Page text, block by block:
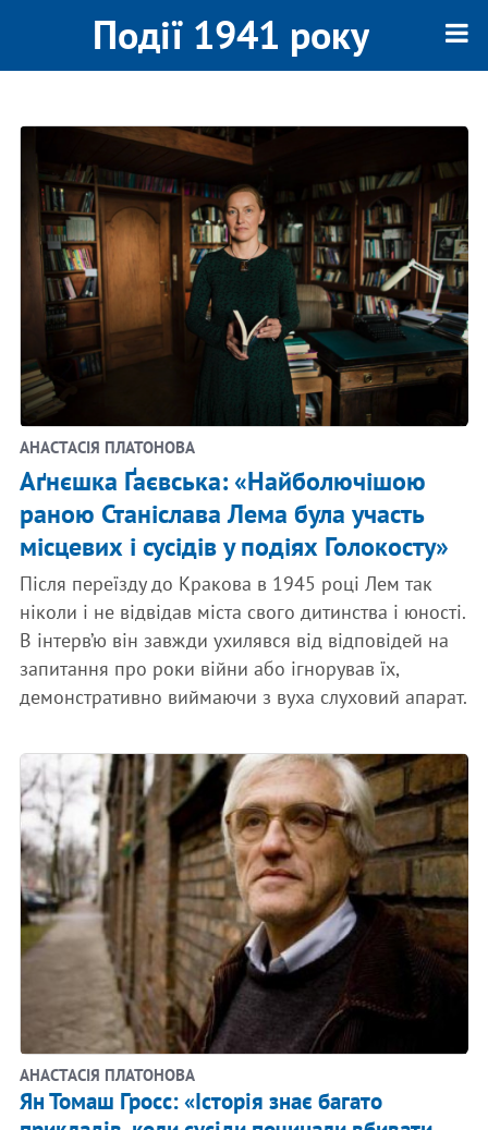
Події 1941 року
АНАСТАСІЯ ПЛАТОНОВА
Аґнєшка Ґаєвська: «Найболючішою
раною Станіслава Лема була участь
місцевих і сусідів у подіях Голокосту»
Після переїзду до Кракова в 1945 році Лем так
ніколи і не відвідав міста свого дитинства і юності.
В інтерв’ю він завжди ухилявся від відповідей на
запитання про роки війни або ігнорував їх,
демонстративно виймаючи з вуха слуховий апарат.
АНАСТАСІЯ ПЛАТОНОВА
Ян Томаш Гросс: «Історія знає багато